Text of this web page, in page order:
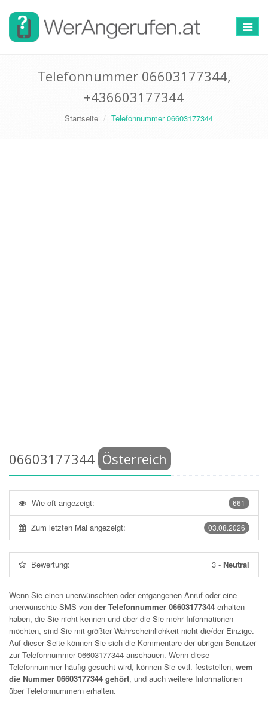
Toggle
Telefonnummer 06603177344,
+436603177344
Startseite Telefonnummer 06603177344
06603177344 Österreich
661
Wie oft angezeigt:
03.08.2026
Zum letzten Mal angezeigt:
Bewertung: 3 - Neutral
Wenn Sie einen unerwünschten oder entgangenen Anruf oder eine
unerwünschte SMS von der Telefonnummer 06603177344 erhalten
haben, die Sie nicht kennen und über die Sie mehr Informationen
möchten, sind Sie mit größter Wahrscheinlichkeit nicht die/der Einzige.
Auf dieser Seite können Sie sich die Kommentare der übrigen Benutzer
zur Telefonnummer06603177344 anschauen. Wenn diese
Telefonnummer häufig gesucht wird, können Sie evtl. feststellen, wem
die Nummer 06603177344 gehört, und auch weitere Informationen
über Telefonnummern erhalten.